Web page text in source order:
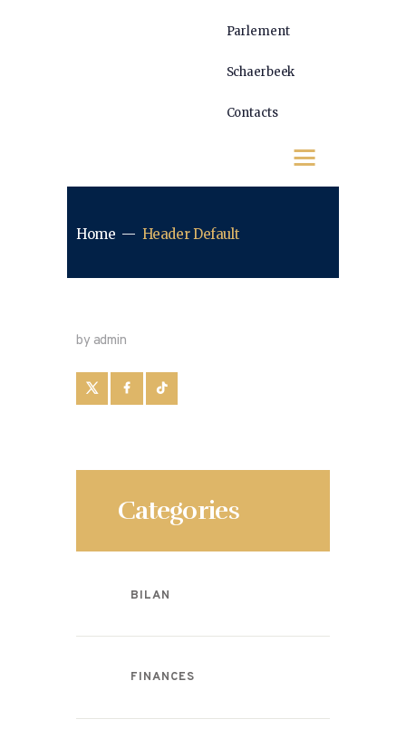
Parlement
Schaerbeek
Contacts
Home Header Default
by admin
Categories
BILAN
FINANCES